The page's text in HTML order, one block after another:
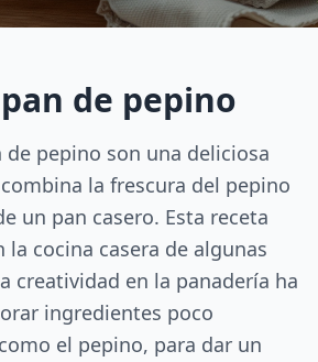
de pepino
de pepino son una deliciosa
la frescura del pepino
un pan casero. Esta receta
cocina casera de algunas
creatividad en la panadería ha
ingredientes poco
el pepino, para dar un